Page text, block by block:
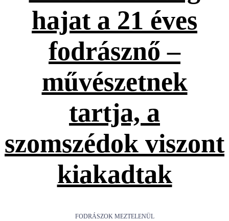
hajat a 21 éves
fodrásznő –
művészetnek
tartja, a
szomszédok viszont
kiakadtak
FODRÁSZOK MEZTELENÜL